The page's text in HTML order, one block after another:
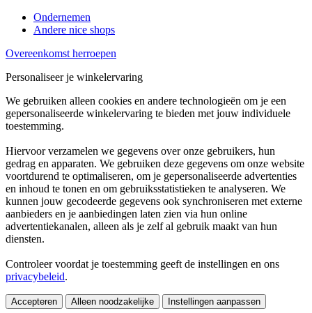
Ondernemen
Andere nice shops
Overeenkomst herroepen
Personaliseer je winkelervaring
We gebruiken alleen cookies en andere technologieën om je een
gepersonaliseerde winkelervaring te bieden met jouw individuele
toestemming.
Hiervoor verzamelen we gegevens over onze gebruikers, hun
gedrag en apparaten. We gebruiken deze gegevens om onze website
voortdurend te optimaliseren, om je gepersonaliseerde advertenties
en inhoud te tonen en om gebruiksstatistieken te analyseren. We
kunnen jouw gecodeerde gegevens ook synchroniseren met externe
aanbieders en je aanbiedingen laten zien via hun online
advertentiekanalen, alleen als je zelf al gebruik maakt van hun
diensten.
Controleer voordat je toestemming geeft de instellingen en ons
privacybeleid.
Accepteren Alleen noodzakelijke Instellingen aanpassen